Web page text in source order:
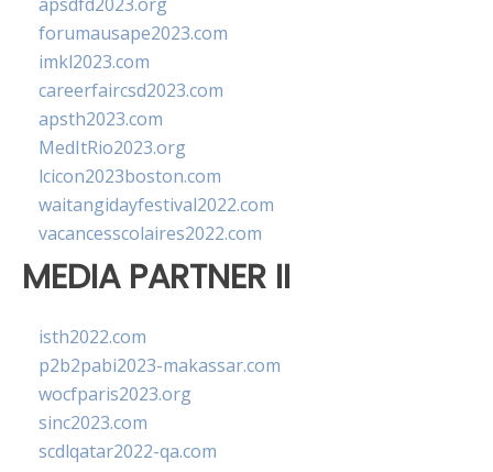
forumausape2023.com
imkl2023.com
careerfaircsd2023.com
apsth2023.com
MedItRio2023.org
lcicon2023boston.com
waitangidayfestival2022.com
vacancesscolaires2022.com
MEDIA PARTNER II
isth2022.com
p2b2pabi2023-makassar.com
wocfparis2023.org
sinc2023.com
scdlqatar2022-qa.com